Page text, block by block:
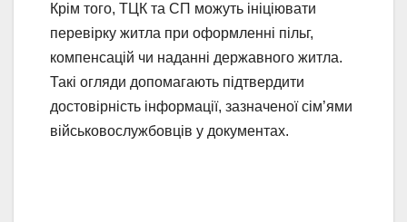
Крім того, ТЦК та СП можуть ініціювати
перевірку житла при оформленні пільг,
компенсацій чи наданні державного житла.
Такі огляди допомагають підтвердити
достовірність інформації, зазначеної сім’ями
військовослужбовців у документах.